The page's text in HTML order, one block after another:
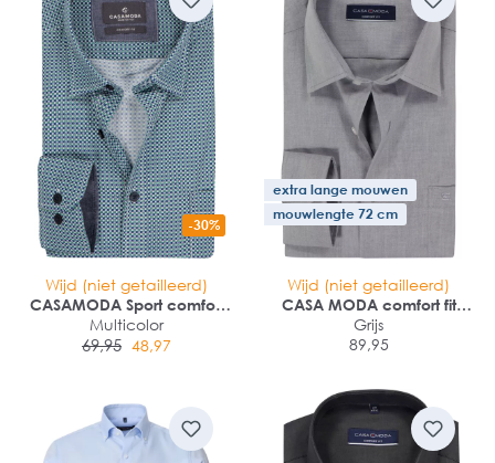
-30%
Wijd (niet getailleerd)
CASAMODA Sport comfort
fit overhemd
Multicolor
69,95 48,97
extra lange mouwen
mouwlengte 72 cm
Wijd (niet getailleerd)
CASA MODA comfort fit
overhemd
Grijs
89,95